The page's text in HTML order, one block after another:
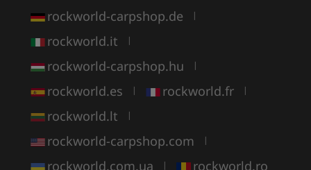
rockworld-carpshop.de |
rockworld.it |
rockworld-carpshop.hu |
rockworld.es | rockworld.fr |
rockworld.lt |
rockworld-carpshop.com |
rockworld.com.ua | rockworld.ro